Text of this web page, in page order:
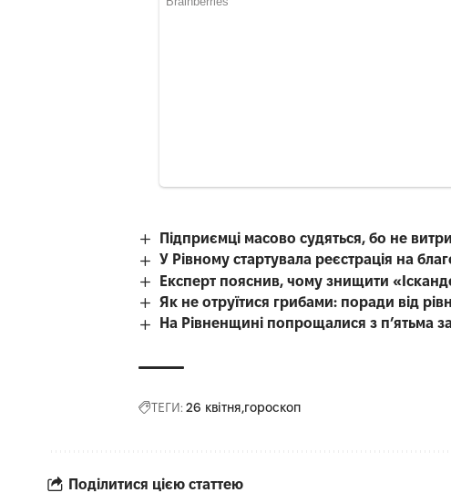
Підприємці масово судяться, бо не
У Рівному стартувала реєстрація на
Експерт пояснив, чому знищити
Як не отруїтися грибами: поради від
На Рівненщині попрощалися з п’ятьма
ТЕГИ: 26 квітня гороскоп
Поділитися цією статтею